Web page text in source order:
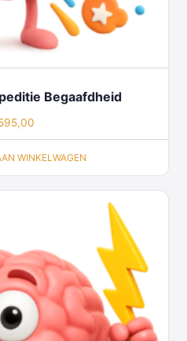
Begaafdheid
WINKELWAGEN